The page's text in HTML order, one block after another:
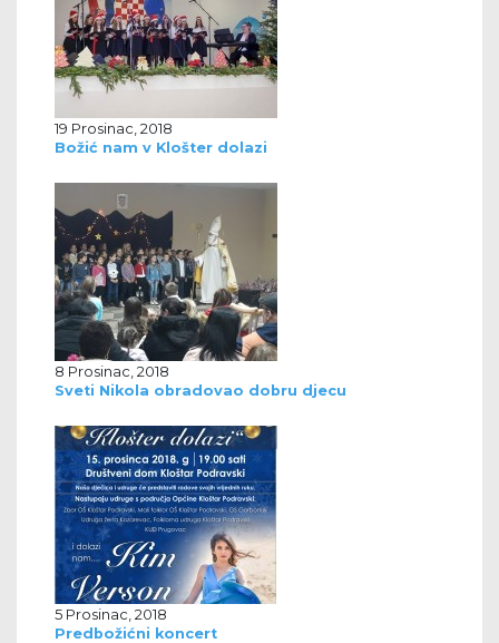
19 Prosinac, 2018
Božić nam v Klošter dolazi
8 Prosinac, 2018
Sveti Nikola obradovao dobru djecu
5 Prosinac, 2018
Predbožićni koncert